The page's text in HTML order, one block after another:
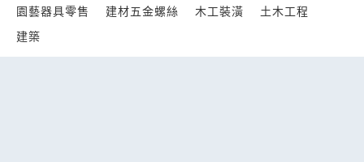
園藝器具零售
建材五金螺絲 木工裝潢
土木工程
建築